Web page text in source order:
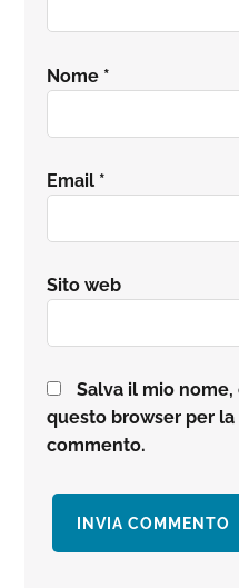
Nome *
Email *
Sito web
Salva il mio
questo browser per
commento.